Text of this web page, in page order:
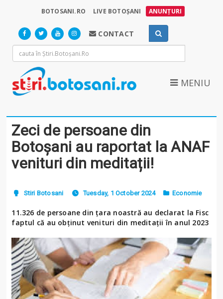
BOTOSANI.RO LIVE BOTOȘANI ANUNȚURI
CONTACT
MENIU
Zeci de persoane din
Botoșani au raportat la ANAF
venituri din meditații!
Stiri Botosani Tuesday, 1 October 2024 Economie
11.326 de persoane din ţara noastră au declarat la Fisc
faptul că au obţinut venituri din meditaţii în anul 2023